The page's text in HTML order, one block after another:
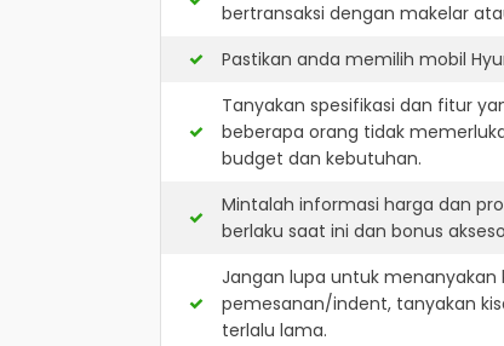
bertransaksi dengan makelar
Pastikan anda memilih mobil
Tanyakan spesifikasi dan fitur
beberapa orang tidak
budget dan kebutuhan.
Mintalah informasi harga dan
berlaku saat ini dan bonus
Jangan lupa untuk
pemesanan/indent, tanyakan
terlalu lama.